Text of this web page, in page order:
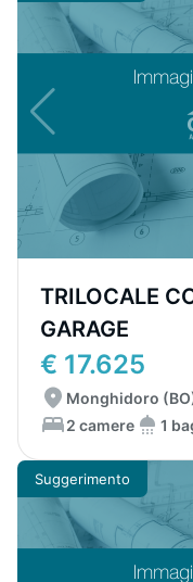
TRILOCALE
GARAGE
€ 17.625
Monghidoro
2 camere
1
Suggerimento